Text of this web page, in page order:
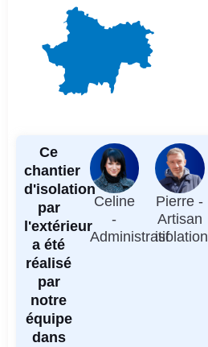
Ce
chantier
d'isolation
par
l'extérieur
a été
réalisé
par
notre
équipe
dans
Celine
-
Administratif
Pierre -
Artisan
isolation